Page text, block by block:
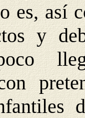
es, así
y